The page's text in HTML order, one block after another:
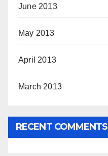
June 2013
May 2013
April 2013
March 2013
RECENT COMMENTS